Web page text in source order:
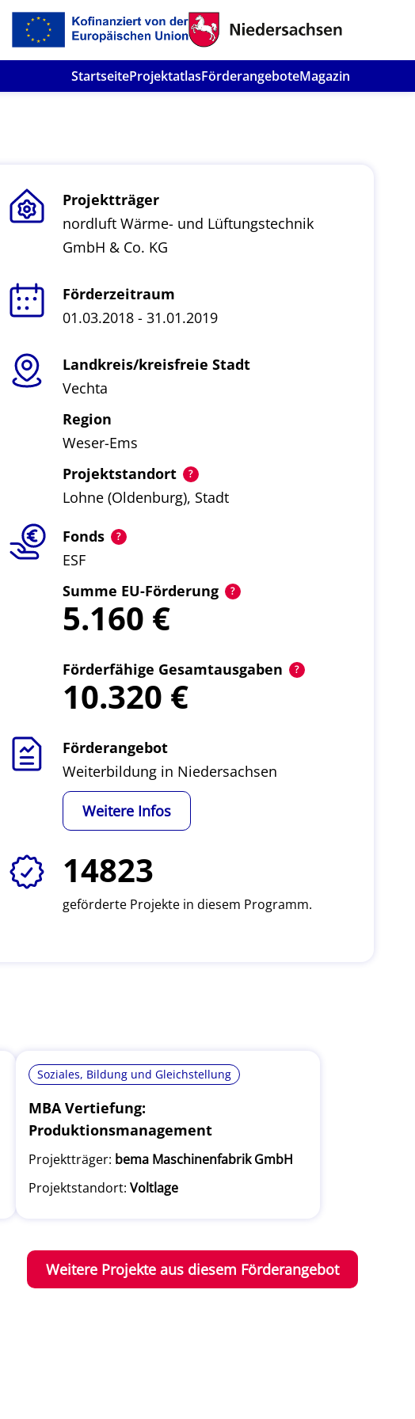
StartseiteProjektatlasFörderangeboteMagazin
Projektträger
nordluft Wärme- und Lüftungstechnik
GmbH & Co. KG
Förderzeitraum
01.03.2018 - 31.01.2019
Landkreis/kreisfreie Stadt
Vechta
Region
Weser-Ems
Projektstandort
Lohne (Oldenburg), Stadt
Fonds
ESF
Summe EU-Förderung
5.160
Förderfähige Gesamtausgaben
10.320
Förderangebot
Weiterbildung in Niedersachsen
Weitere Infos
14823
geförderte Projekte in diesem Programm.
Soziales, Bildung und Gleichstellung
MBA Vertiefung:
Produktionsmanagement
Projektträger: bema Maschinenfabrik GmbH
Projektstandort: Voltlage
Weitere Projekte aus diesem Förderangebot